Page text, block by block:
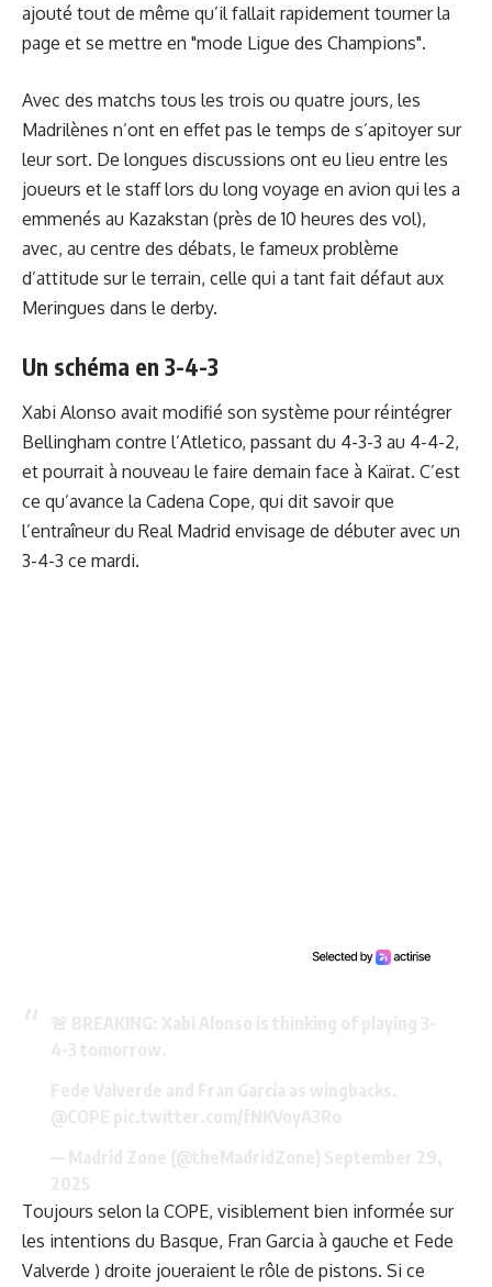
ajouté tout de même qu’il fallait rapidement tourner la
page et se mettre en "mode Ligue des Champions".
Avec des matchs tous les trois ou quatre jours, les
Madrilènes n’ont en effet pas le temps de s’apitoyer sur
leur sort. De longues discussions ont eu lieu entre les
joueurs et le staff lors du long voyage en avion qui les a
emmenés au Kazakstan (près de 10 heures des vol),
avec, au centre des débats, le fameux problème
d’attitude sur le terrain, celle qui a tant fait défaut aux
Meringues dans le derby.
Un schéma en 3-4-3
Xabi Alonso avait modifié son système pour réintégrer
Bellingham contre l’Atletico, passant du 4-3-3 au 4-4-2,
et pourrait à nouveau le faire demain face à Kaïrat. C’est
ce qu’avance la Cadena Cope, qui dit savoir que
l’entraîneur du Real Madrid envisage de débuter avec un
3-4-3 ce mardi.
Toujours selon la COPE, visiblement bien informée sur
les intentions du Basque, Fran Garcia à gauche et Fede
Valverde ) droite joueraient le rôle de pistons. Si ce